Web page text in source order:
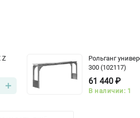
Z
Рольганг
300 (102117)
61 440 ₽
В наличии: 1